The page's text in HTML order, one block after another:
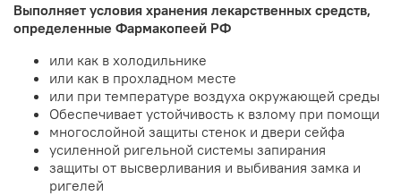
Выполняет условия хранения лекарственных средств,
определенные Фармакопеей РФ
или как в холодильнике
или как в прохладном месте
или при температуре воздуха окружающей среды
Обеспечивает устойчивость к взлому при помощи
многослойной защиты стенок и двери сейфа
усиленной ригельной системы запирания
защиты от высверливания и выбивания замка и
ригелей